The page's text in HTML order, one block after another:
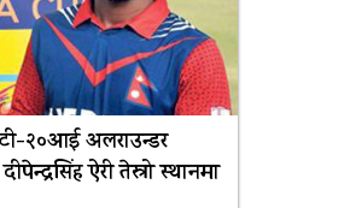
२०आई अलराउन्डर
ऐरी तेस्रो स्थानमा